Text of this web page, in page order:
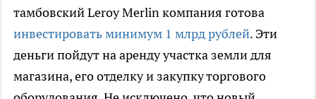
тамбовский Leroy Merlin компания готова
инвестировать минимум 1 млрд рублей. Эти
деньги пойдут на аренду участка земли для
магазина, его отделку и закупку торгового